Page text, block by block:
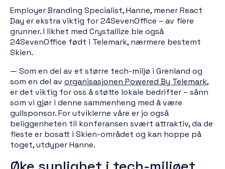
Employer Branding Specialist, Hanne, mener React
Day er ekstra viktig for 24SevenOffice – av flere
grunner. I likhet med Crystallize ble også
24SevenOffice født i Telemark, nærmere bestemt
Skien.
— Som en del av et større tech-miljø i Grenland og
som en del av organisasjonen Powered By Telemark,
er det viktig for oss å støtte lokale bedrifter – sånn
som vi gjør i denne sammenheng med å være
gullsponsor. For utviklerne våre er jo også
beliggenheten til konferansen svært attraktiv, da de
fleste er bosatt i Skien-området og kan hoppe på
toget, utdyper Hanne.